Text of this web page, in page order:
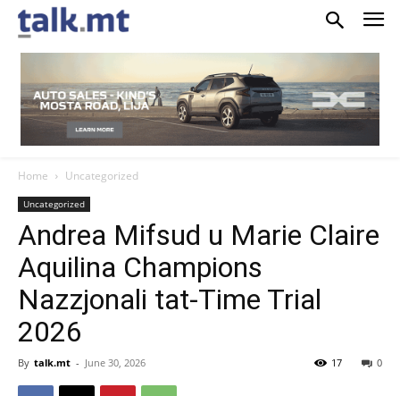
Home Uncategorized
Uncategorized
Andrea Mifsud u Marie Claire
Aquilina Champions
Nazzjonali tat-Time Trial
2026
By talk.mt - June 30, 2026 0
17